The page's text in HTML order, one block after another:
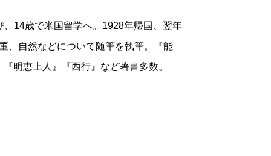
、14歳で米国留学へ。1928年帰国、翌年
、自然などについて随筆を執筆。『能
明恵上人』『西行』など著書多数。